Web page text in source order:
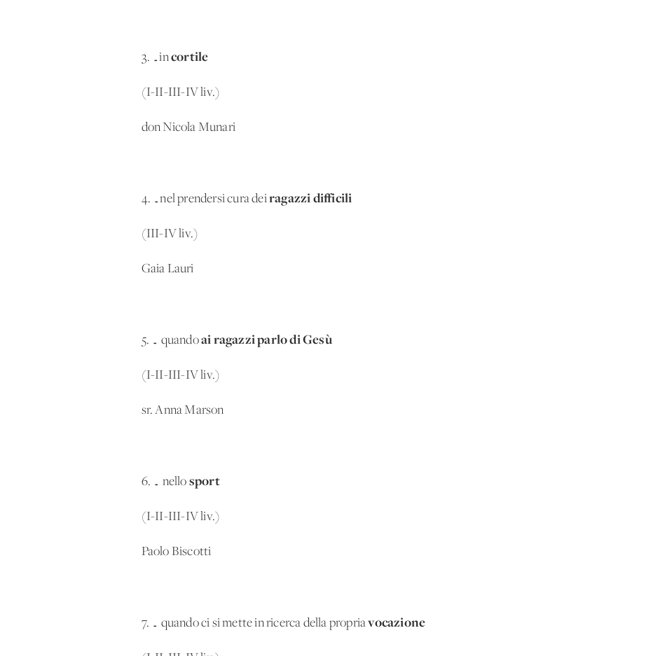
3. …incortile
(I-II-III-IV liv.)
don Nicola Munari
4. …nel prendersi cura deiragazzidifficili
(III-IV liv.)
Gaia Lauri
5. … quandoai ragazzi parlo di Gesù
(I-II-III-IV liv.)
sr. Anna Marson
6. … nello sport
(I-II-III-IV liv.)
Paolo Biscotti
7. … quando ci si mette in ricerca della propriavocazione